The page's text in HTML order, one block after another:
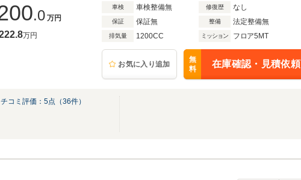
.0 万円
万円
車検 車検整備無 修復歴 なし
保証 保証無 整備 法定整備無
排気量 1200CC ミッション フロア5MT
お気に入り追加
無
料
在庫確認・見積依頼
コミ評価： 5点（36件）